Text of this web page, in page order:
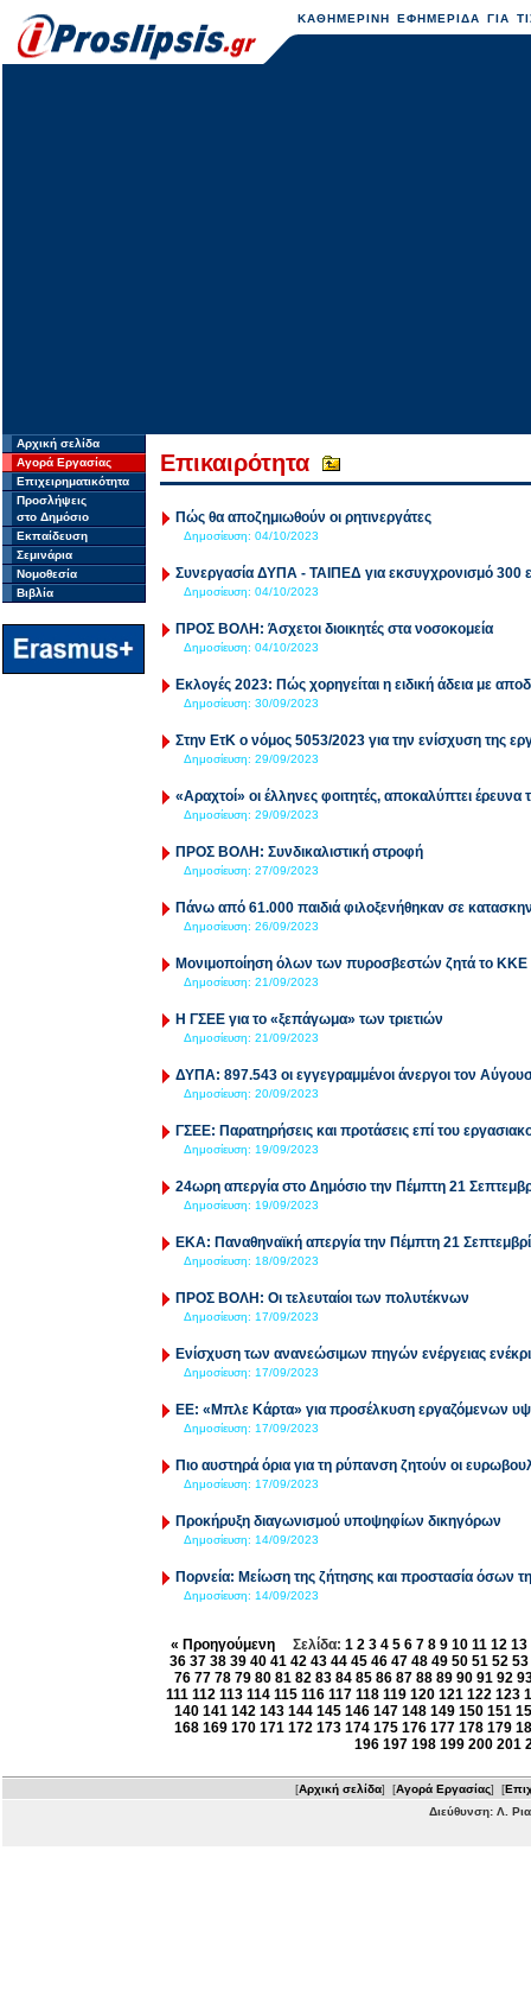
ΚΑΘΗΜΕΡΙΝΗ ΕΦΗΜΕΡΙΔΑ ΓΙΑ
Αρχική σελίδα
Αγορά Εργασίας
Επιχειρηματικότητα
Προσλήψεις
στο Δημόσιο
Εκπαίδευση
Σεμινάρια
Νομοθεσία
Βιβλία
Επικαιρότητα
Πώς θα αποζημιωθούν οι ρητινεργάτες
Δημοσίευση: 04/10/2023
Συνεργασία ΔΥΠΑ - ΤΑΙΠΕΔ για εκσυγχρονισμό 300
Δημοσίευση: 04/10/2023
ΠΡΟΣ ΒΟΛΗ: Άσχετοι διοικητές στα νοσοκομεία
Δημοσίευση: 04/10/2023
Εκλογές 2023: Πώς χορηγείται η ειδική άδεια με
Δημοσίευση: 30/09/2023
Στην ΕτΚ ο νόμος 5053/2023 για την ενίσχυση της
Δημοσίευση: 29/09/2023
«Αραχτοί» οι έλληνες φοιτητές, αποκαλύπτει έρευνα
Δημοσίευση: 29/09/2023
ΠΡΟΣ ΒΟΛΗ: Συνδικαλιστική στροφή
Δημοσίευση: 27/09/2023
Πάνω από 61.000 παιδιά φιλοξενήθηκαν σε
Δημοσίευση: 26/09/2023
Μονιμοποίηση όλων των πυροσβεστών ζητά το ΚΚΕ
Δημοσίευση: 21/09/2023
H ΓΣΕΕ για το «ξεπάγωμα» των τριετιών
Δημοσίευση: 21/09/2023
ΔΥΠΑ: 897.543 οι εγγεγραμμένοι άνεργοι τον
Δημοσίευση: 20/09/2023
ΓΣΕΕ: Παρατηρήσεις και προτάσεις επί του
Δημοσίευση: 19/09/2023
24ωρη απεργία στο Δημόσιο την Πέμπτη 21
Δημοσίευση: 19/09/2023
ΕΚΑ: Παναθηναϊκή απεργία την Πέμπτη 21
Δημοσίευση: 18/09/2023
ΠΡΟΣ ΒΟΛΗ: Οι τελευταίοι των πολυτέκνων
Δημοσίευση: 17/09/2023
Ενίσχυση των ανανεώσιμων πηγών ενέργειας
Δημοσίευση: 17/09/2023
ΕΕ: «Μπλε Κάρτα» για προσέλκυση εργαζόμενων
Δημοσίευση: 17/09/2023
Πιο αυστηρά όρια για τη ρύπανση ζητούν οι
Δημοσίευση: 17/09/2023
Προκήρυξη διαγωνισμού υποψηφίων δικηγόρων
Δημοσίευση: 14/09/2023
Πορνεία: Μείωση της ζήτησης και προστασία όσων
Δημοσίευση: 14/09/2023
« ΠροηγούμενηΣελίδα: 1 2 3 4 5 6 7 8 9 10 11 12 13
36 37 38 39 40 41 42 43 44 45 46 47 48 49 50 51 52 53
76 77 78 79 80 81 82 83 84 85 86 87 88 89 90 91 92
111 112 113 114 115 116 117 118 119 120 121 122 123
140 141 142 143 144 145 146 147 148 149 150 151
168 169 170 171 172 173 174 175 176 177 178 179
196 197 198 199 200 201
[Αρχική σελίδα] [Αγορά Εργασίας] [
Διεύθυνση: Λ.